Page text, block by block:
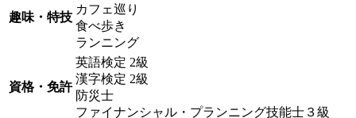
趣味・特技
カフェ巡り
食べ歩き
ランニング
資格・免許
英語検定 2級
漢字検定 2級
防災士
ファイナンシャル・プランニング技能士３級